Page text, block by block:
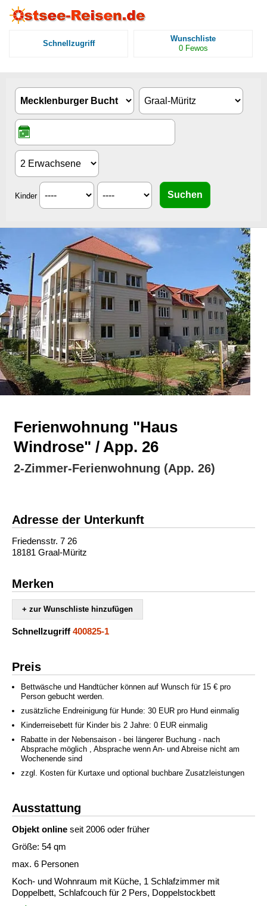
Schnellzugriff
Wunschliste
0 Fewos
Kinder
Ferienwohnung "Haus
Windrose" / App. 26
2-Zimmer-Ferienwohnung (App. 26)
Adresse der Unterkunft
Friedensstr. 7 26
18181 Graal-Müritz
Merken
+ zur Wunschliste hinzufügen
Schnellzugriff 400825-1
Preis
Bettwäsche und Handtücher können auf Wunsch für 15 € pro
Person gebucht werden.
zusätzliche Endreinigung für Hunde: 30 EUR pro Hund einmalig
Kinderreisebett für Kinder bis 2 Jahre: 0 EUR einmalig
Rabatte in der Nebensaison - bei längerer Buchung - nach
Absprache möglich , Absprache wenn An- und Abreise nicht am
Wochenende sind
zzgl. Kosten für Kurtaxe und optional buchbare Zusatzleistungen
Ausstattung
Objekt online seit 2006 oder früher
Größe: 54 qm
max. 6 Personen
Koch- und Wohnraum mit Küche, 1 Schlafzimmer mit
Doppelbett, Schlafcouch für 2 Pers, Doppelstockbett